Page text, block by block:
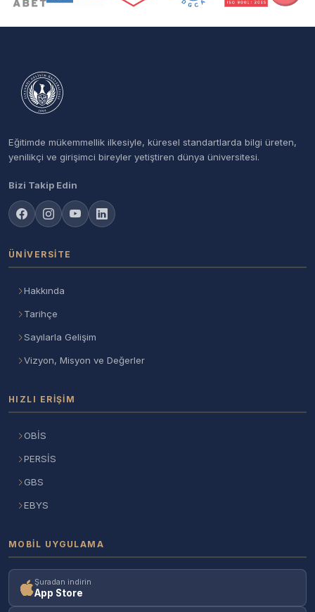
Eğitimde mükemmellik ilkesiyle, küresel standartlarda bilgi üreten,
yenilikçi ve girişimci bireyler yetiştiren dünya üniversitesi.
Bizi Takip Edin
ÜNIVERSITE
Hakkında
Tarihçe
Sayılarla Gelişim
Vizyon, Misyon ve Değerler
HIZLI ERIŞIM
OBİS
PERSİS
GBS
EBYS
MOBIL UYGULAMA
Şuradan indirin
App Store